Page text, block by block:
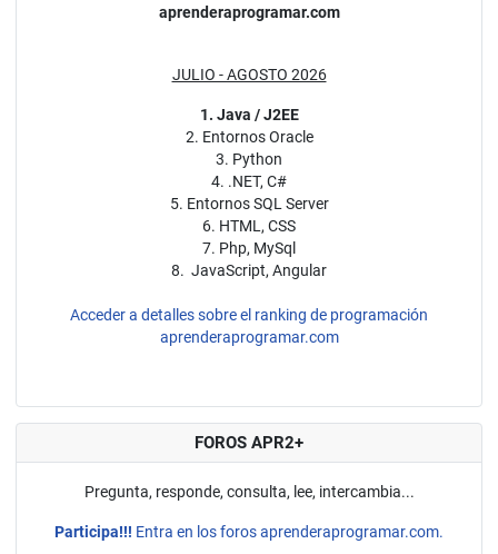
aprenderaprogramar.com
JULIO - AGOSTO 2026
1. Java / J2EE
2. Entornos Oracle
3. Python
4. .NET, C#
5. Entornos SQL Server
6. HTML, CSS
7. Php, MySql
8. JavaScript, Angular
Acceder a detalles sobre el ranking de programación
aprenderaprogramar.com
FOROS APR2+
Pregunta, responde, consulta, lee, intercambia...
Participa!!! Entra en los foros aprenderaprogramar.com.